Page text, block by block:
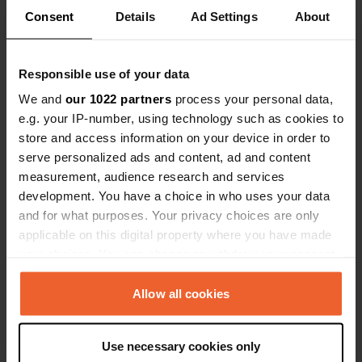
Consent Details Ad Settings About
Responsible use of your data
We and our 1022 partners process your personal data,
e.g. your IP-number, using technology such as cookies to
store and access information on your device in order to
serve personalized ads and content, ad and content
measurement, audience research and services
development. You have a choice in who uses your data
and for what purposes. Your privacy choices are only
applicable on this digital property where you have made
any time from the Cookie Declaration or by clicking on
the Privacy trigger icon.
Collect information about your geographical location
Allow all cookies
Use necessary cookies only
emplacement
Sitecode:7386